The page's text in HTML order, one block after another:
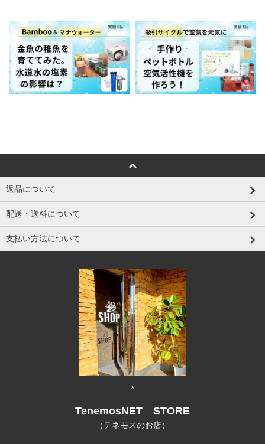
返品について
配送・送料について
支払い方法について
*
TenemosNET STORE
（テネモスのお店）